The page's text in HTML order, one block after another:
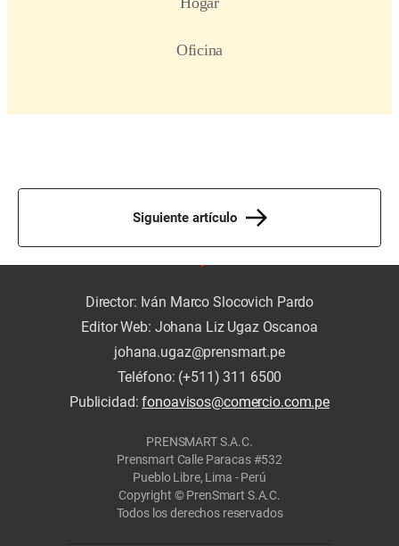
Siguiente artículo
Director: Iván Marco Slocovich Pardo
Editor Web: Johana Liz Ugaz Oscanoa
johana.ugaz@prensmart.pe
Teléfono: (+511) 311 6500
Publicidad:fonoavisos@comercio.com.pe
PRENSMART S.A.C.
Prensmart Calle Paracas #532
Pueblo Libre, Lima - Perú
Copyright © PrenSmart S.A.C.
Todos los derechos reservados